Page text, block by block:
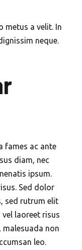
metus a velit. In
neque.
fames ac ante
diam, nec
ipsum.
Sed dolor
sed rutrum elit
laoreet risus
malesuada non
leo.